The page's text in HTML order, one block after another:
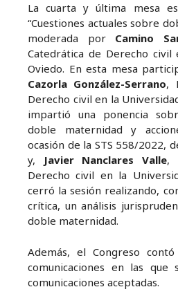
La cuarta y última mesa
“Cuestiones actuales sobre
moderada por Camino
Catedrática de Derecho civil
Oviedo. En esta mesa
Cazorla González-Serrano,
Derecho civil en la
impartió una ponencia
doble maternidad y
ocasión de la STS 558/2022,
y,
Javier Nanclares Valle,
Derecho civil en la
cerró la sesión realizando,
crítica, un análisis
doble maternidad.
Además, el Congreso
comunicaciones en las que
comunicaciones aceptadas.